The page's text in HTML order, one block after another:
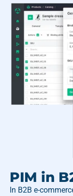
PIM in
In B2B e-